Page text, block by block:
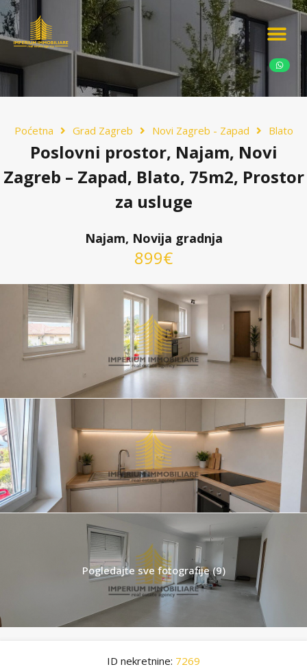
Poćetna Grad Zagreb Novi Zagreb - Zapad Blato
Poslovni prostor, Najam, Novi
Zagreb – Zapad, Blato, 75m2, Prostor
za usluge
Najam, Novija gradnja
899€
Pogledajte sve fotografije (9)
ID nekretnine: 7269